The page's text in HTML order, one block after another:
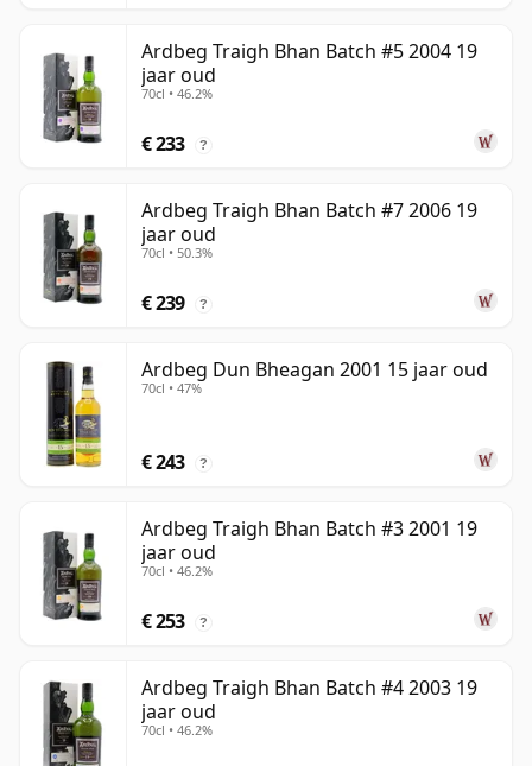
Ardbeg Traigh Bhan Batch #5 2004 19
jaar oud
70cl • 46.2%
€ 233 ?
Ardbeg Traigh Bhan Batch #7 2006 19
jaar oud
70cl • 50.3%
€ 239 ?
Ardbeg Dun Bheagan 2001 15 jaar oud
70cl • 47%
€ 243 ?
Ardbeg Traigh Bhan Batch #3 2001 19
jaar oud
70cl • 46.2%
€ 253 ?
Ardbeg Traigh Bhan Batch #4 2003 19
jaar oud
70cl • 46.2%